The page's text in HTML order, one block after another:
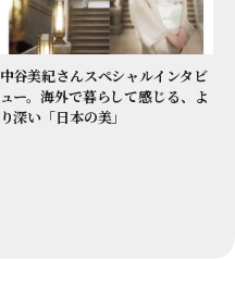
中谷美紀さんスペシャルインタビ
ュー。海外で暮らして感じる、よ
り深い「日本の美」